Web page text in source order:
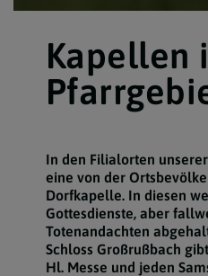
Kapellen
In den Filialorten
eine von der
Dorfkapelle. In diesen
Gottesdienste, aber
Totenandachten
Schloss Großrußbach
Hl. Messe und jeden